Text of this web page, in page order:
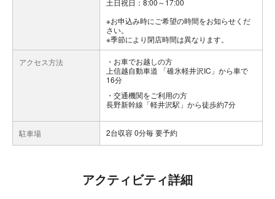
土日祝日：8:00～17:00
※お申込み時にご希望の時間をお知らせくだ
さい。
※季節により閉店時間は異なります。
アクセス方法
お車でお越しの方
上信越自動車道 「碓氷軽井沢IC」から車で
16分
交通機関をご利用の方
長野新幹線「軽井沢駅」から徒歩約7分
駐車場 2台収容 0分毎 要予約
アクティビティ詳細